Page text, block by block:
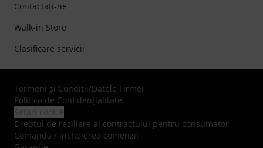
Contactaţi-ne
Walk-in Store
Clasificare servicii
Termeni şi Condiţii/Datele Firmei
Politica de Confidenţialitate
Dreptul de reziliere al contractului pentru consumator
Comanda / incheierea comenzii